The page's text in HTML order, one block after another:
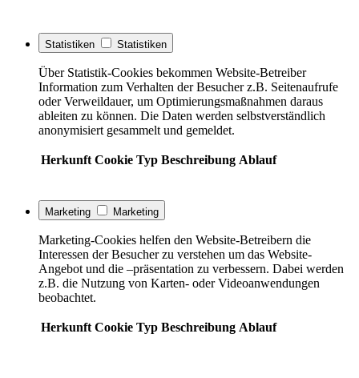
Statistiken Statistiken
Über Statistik-Cookies bekommen Website-Betreiber
Information zum Verhalten der Besucher z.B. Seitenaufrufe
oder Verweildauer, um Optimierungsmaßnahmen daraus
ableiten zu können. Die Daten werden selbstverständlich
anonymisiert gesammelt und gemeldet.
Herkunft Cookie Typ Beschreibung Ablauf
Marketing Marketing
Marketing-Cookies helfen den Website-Betreibern die
Interessen der Besucher zu verstehen um das Website-
Angebot und die –präsentation zu verbessern. Dabei werden
z.B. die Nutzung von Karten- oder Videoanwendungen
beobachtet.
Herkunft Cookie Typ Beschreibung Ablauf